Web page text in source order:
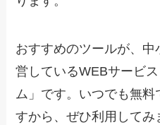
おすすめのツールが、
営しているWEBサービ
ム」です。いつでも無料
すから、ぜひ利用してみ